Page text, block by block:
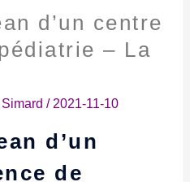
d’un centre
– La
/ 2021-11-10
d’un
de